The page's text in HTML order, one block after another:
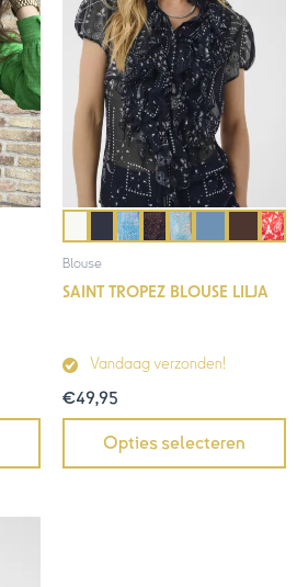
Blouse
SAINT TROPEZ BLOUSE LILJA
Vandaag verzonden!
€49,95
Opties selecteren